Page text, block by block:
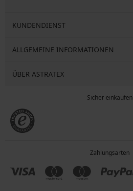
KUNDENDIENST
ALLGEMEINE INFORMATIONEN
ÜBER ASTRATEX
Sicher einkaufen
Zahlungsarten